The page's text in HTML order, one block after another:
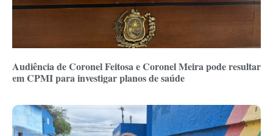
Audiência de Coronel Feitosa e Coronel Meira pode resultar
em CPMI para investigar planos de saúde